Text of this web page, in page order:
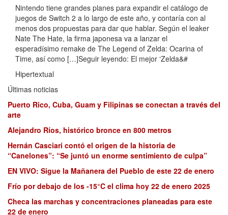
Nintendo tiene grandes planes para expandir el catálogo de
juegos de Switch 2 a lo largo de este año, y contaría con al
menos dos propuestas para dar que hablar. Según el leaker
Nate The Hate, la firma japonesa va a lanzar el
esperadísimo remake de The Legend of Zelda: Ocarina of
Time, así como […]Seguir leyendo: El mejor ‘Zelda&#
Hipertextual
Últimas noticias
Puerto Rico, Cuba, Guam y Filipinas se conectan a través del
arte
Alejandro Ríos, histórico bronce en 800 metros
Hernán Casciari contó el origen de la historia de
“Canelones”: “Se juntó un enorme sentimiento de culpa”
EN VIVO: Sigue la Mañanera del Pueblo de este 22 de enero
Frío por debajo de los -15°C el clima hoy 22 de enero 2025
Checa las marchas y concentraciones planeadas para este
22 de enero